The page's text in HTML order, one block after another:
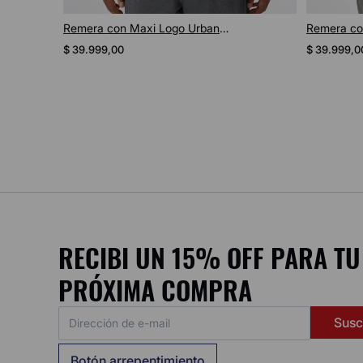
Remera con Maxi Logo Urban
Contemporary Unisex
$ 39.999,00
Remera
$ 39.999,
RECIBI UN 15% OFF PARA TU
PRÓXIMA COMPRA